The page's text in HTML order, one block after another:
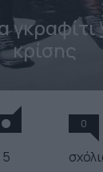
γκραφίτι
κρίσης
5
0